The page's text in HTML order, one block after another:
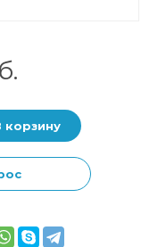
корзину